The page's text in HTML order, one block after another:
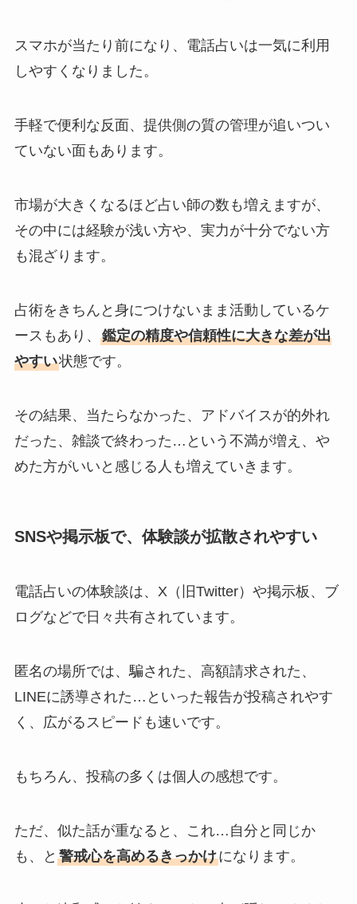
スマホが当たり前になり、電話占いは一気に利用
しやすくなりました。
手軽で便利な反面、提供側の質の管理が追いつい
ていない面もあります。
市場が大きくなるほど占い師の数も増えますが、
その中には経験が浅い方や、実力が十分でない方
も混ざります。
占術をきちんと身につけないまま活動しているケ
ースもあり、 鑑定の精度や信頼性に大きな差が出
やすい状態です。
その結果、当たらなかった、アドバイスが的外れ
だった、雑談で終わった…という不満が増え、や
めた方がいいと感じる人も増えていきます。
SNSや掲示板で、体験談が拡散されやすい
電話占いの体験談は、X（旧Twitter）や掲示板、ブ
ログなどで日々共有されています。
匿名の場所では、騙された、高額請求された、
LINEに誘導された…といった報告が投稿されやす
く、広がるスピードも速いです。
もちろん、投稿の多くは個人の感想です。
ただ、似た話が重なると、これ…自分と同じか
も、と 警戒心を高めるきっかけになります。